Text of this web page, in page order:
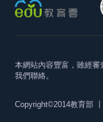
本網站內容豐富，雖經審
我們聯絡。
Copyright©2014教育部